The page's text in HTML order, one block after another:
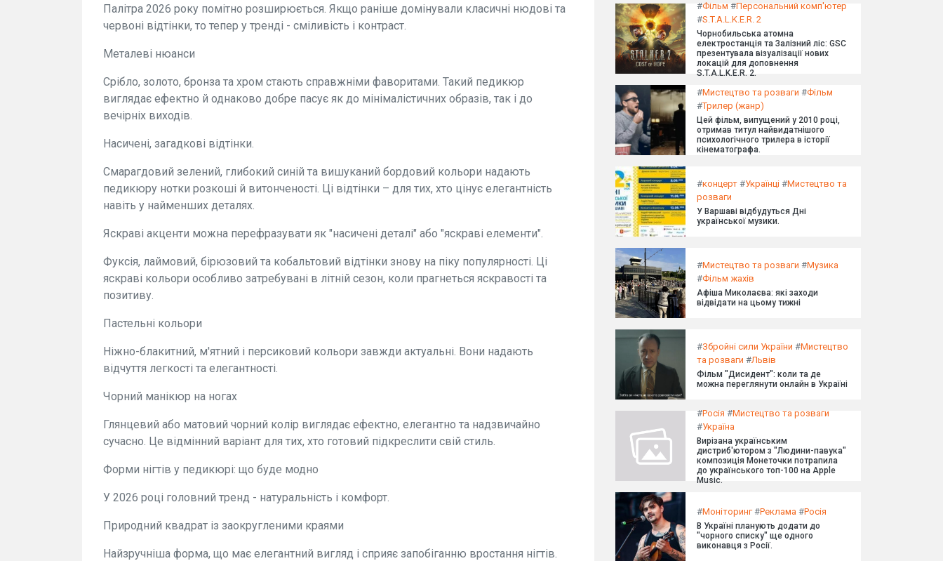
Палітра 2026 року помітно розширюється. Якщо раніше домінували класичні нюдові та
червоні відтінки, то тепер у тренді - сміливість і контраст.
Металеві нюанси
Срібло, золото, бронза та хром стають справжніми фаворитами. Такий педикюр
виглядає ефектно й однаково добре пасує як до мінімалістичних образів, так і до
вечірніх виходів.
Насичені, загадкові відтінки.
Смарагдовий зелений, глибокий синій та вишуканий бордовий кольори надають
педикюру нотки розкоші й витонченості. Ці відтінки – для тих, хто цінує елегантність
навіть у найменших деталях.
Яскраві акценти можна перефразувати як "насичені деталі" або "яскраві елементи".
Фуксія, лаймовий, бірюзовий та кобальтовий відтінки знову на піку популярності. Ці
яскраві кольори особливо затребувані в літній сезон, коли прагнеться яскравості та
позитиву.
Пастельні кольори
Ніжно-блакитний, м'ятний і персиковий кольори завжди актуальні. Вони надають
відчуття легкості та елегантності.
Чорний манікюр на ногах
Глянцевий або матовий чорний колір виглядає ефектно, елегантно та надзвичайно
сучасно. Це відмінний варіант для тих, хто готовий підкреслити свій стиль.
Форми нігтів у педикюрі: що буде модно
У 2026 році головний тренд - натуральність і комфорт.
Природний квадрат із заокругленими краями
Найзручніша форма, що має елегантний вигляд і сприяє запобіганню вростання нігтів.
#Фільм #Персональний комп'ютер
#S.T.A.L.K.E.R. 2
Чорнобильська атомна
електростанція та Залізний ліс: GSC
презентувала візуалізації нових
локацій для доповнення
S.T.A.L.K.E.R. 2.
#Мистецтво та розваги #Фільм
#Трилер (жанр)
Цей фільм, випущений у 2010 році,
отримав титул найвидатнішого
психологічного трилера в історії
кінематографа.
#концерт #Українці #Мистецтво та
розваги
У Варшаві відбудуться Дні
української музики.
#Мистецтво та розваги #Музика
#Фільм жахів
Афіша Миколаєва: які заходи
відвідати на цьому тижні
#Збройні сили України #Мистецтво
та розваги #Львів
Фільм "Дисидент": коли та де
можна переглянути онлайн в Україні
#Росія #Мистецтво та розваги
#Україна
Вирізана українським
дистриб'ютором з "Людини-павука"
композиція Монеточки потрапила
до українського топ-100 на Apple
Music.
#Моніторинг#Реклама #Росія
В Україні планують додати до
"чорного списку" ще одного
виконавця з Росії.